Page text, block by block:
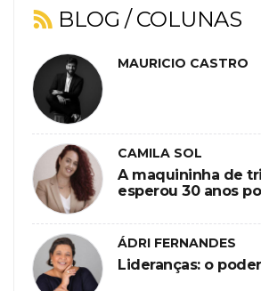
BLOG / COLUNAS
MAURICIO CASTRO
CAMILA SOL
A maquininha de
esperou 30 anos
ÁDRI FERNANDES
Lideranças: o